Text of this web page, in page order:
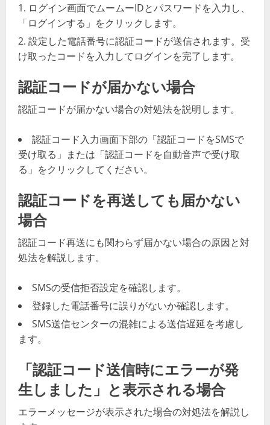
ログイン画面でムームーIDとパスワードを入力し、
「ログインする」をクリックします。
設定した電話番号に認証コードが送信されます。受
け取ったコードを入力してログインを完了します。
認証コードが届かない場合
認証コードが届かない場合の対処法を説明します。
認証コード入力画面下部の「認証コードをSMSで
受け取る」または「認証コードを自動音声で受け取
る」をクリックしてください。
認証コードを再送しても届かない
場合
認証コード再送にも関わらず届かない場合の原因と対
処法を解説します。
SMSの受信拒否設定を確認します。
登録した電話番号に誤りがないか確認します。
SMS送信センターの混雑による送信遅延を考慮し
ます。
「認証コード送信時にエラーが発
生しました」と表示される場合
エラーメッセージが表示された場合の対処法を解説し